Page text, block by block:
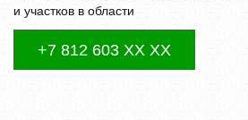
и участков в области
+7 812 603 XX XX